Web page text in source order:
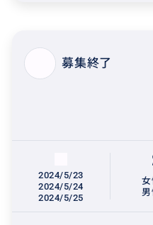
募集終了
2024/5/23
2024/5/24
2024/5/25
女
男